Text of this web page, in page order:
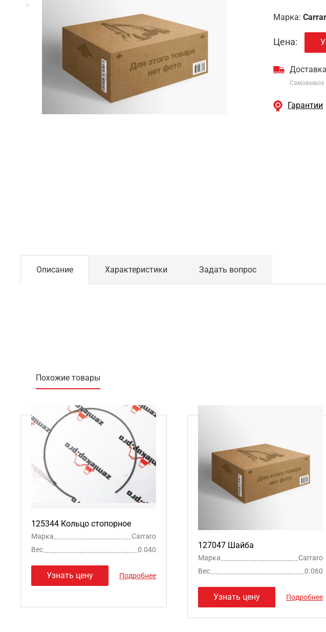
Марка:
Цена:
Самовывоз
Гарантии
Описание Характеристики Задать вопрос
Похожие товары
125344 Кольцо стопорное
Марка
Carraro
Вес
0.040
Узнать цену Подробнее
127047 Шайба
Марка
Carraro
Вес
0.060
Узнать цену Подробнее